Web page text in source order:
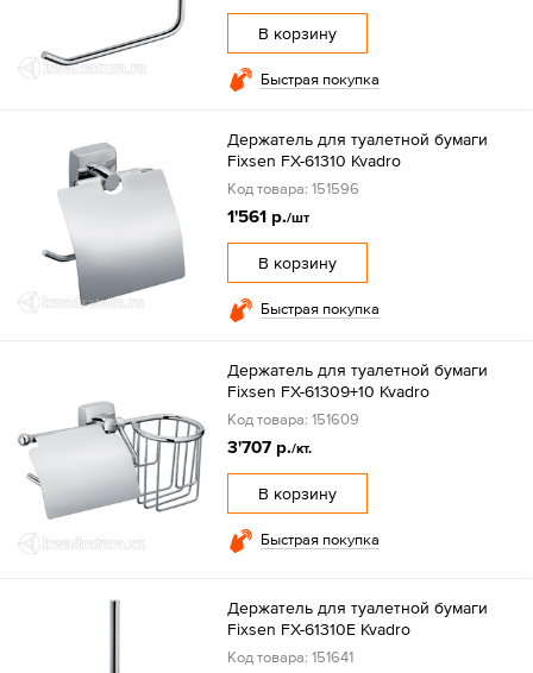
В корзину
Быстрая покупка
Держатель для туалетной бумаги
Fixsen FX-61310 Kvadro
Код товара: 151596
1'561 р./шт
В корзину
Быстрая покупка
Держатель для туалетной бумаги
Fixsen FX-61309+10 Kvadro
Код товара: 151609
3'707 р./кт.
В корзину
Быстрая покупка
Держатель для туалетной бумаги
Fixsen FX-61310Е Kvadro
Код товара: 151641